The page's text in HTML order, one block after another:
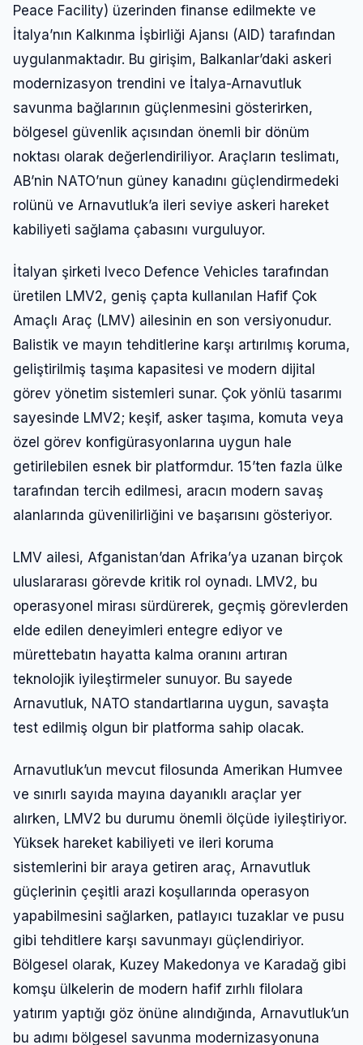
Peace Facility) üzerinden finanse edilmekte ve
İtalya’nın Kalkınma İşbirliği Ajansı (AID) tarafından
uygulanmaktadır. Bu girişim, Balkanlar’daki askeri
modernizasyon trendini ve İtalya-Arnavutluk
savunma bağlarının güçlenmesini gösterirken,
bölgesel güvenlik açısından önemli bir dönüm
noktası olarak değerlendiriliyor. Araçların teslimatı,
AB’nin NATO’nun güney kanadını güçlendirmedeki
rolünü ve Arnavutluk’a ileri seviye askeri hareket
kabiliyeti sağlama çabasını vurguluyor.
İtalyan şirketi Iveco Defence Vehicles tarafından
üretilen LMV2, geniş çapta kullanılan Hafif Çok
Amaçlı Araç (LMV) ailesinin en son versiyonudur.
Balistik ve mayın tehditlerine karşı artırılmış koruma,
geliştirilmiş taşıma kapasitesi ve modern dijital
görev yönetim sistemleri sunar. Çok yönlü tasarımı
sayesinde LMV2; keşif, asker taşıma, komuta veya
özel görev konfigürasyonlarına uygun hale
getirilebilen esnek bir platformdur. 15’ten fazla ülke
tarafından tercih edilmesi, aracın modern savaş
alanlarında güvenilirliğini ve başarısını gösteriyor.
LMV ailesi, Afganistan’dan Afrika’ya uzanan birçok
uluslararası görevde kritik rol oynadı. LMV2, bu
operasyonel mirası sürdürerek, geçmiş görevlerden
elde edilen deneyimleri entegre ediyor ve
mürettebatın hayatta kalma oranını artıran
teknolojik iyileştirmeler sunuyor. Bu sayede
Arnavutluk, NATO standartlarına uygun, savaşta
test edilmiş olgun bir platforma sahip olacak.
Arnavutluk’un mevcut filosunda Amerikan Humvee
ve sınırlı sayıda mayına dayanıklı araçlar yer
alırken, LMV2 bu durumu önemli ölçüde iyileştiriyor.
Yüksek hareket kabiliyeti ve ileri koruma
sistemlerini bir araya getiren araç, Arnavutluk
güçlerinin çeşitli arazi koşullarında operasyon
yapabilmesini sağlarken, patlayıcı tuzaklar ve pusu
gibi tehditlere karşı savunmayı güçlendiriyor.
Bölgesel olarak, Kuzey Makedonya ve Karadağ gibi
komşu ülkelerin de modern hafif zırhlı filolara
yatırım yaptığı göz önüne alındığında, Arnavutluk’un
bu adımı bölgesel savunma modernizasyonuna